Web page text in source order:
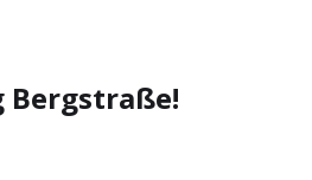
Bergstraße!